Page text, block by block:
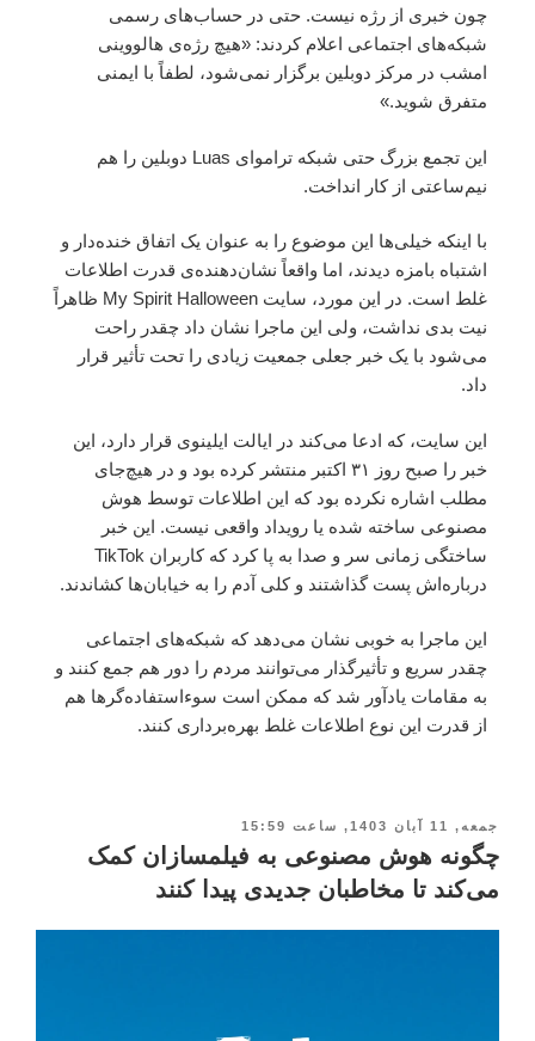
چون خبری از رژه نیست. حتی در حساب‌های رسمی
شبکه‌های اجتماعی اعلام کردند: «هیچ رژه‌ی هالووینی
امشب در مرکز دوبلین برگزار نمی‌شود، لطفاً با ایمنی
متفرق شوید.»
این تجمع بزرگ حتی شبکه تراموای Luas دوبلین را هم
نیم‌ساعتی از کار انداخت.
با اینکه خیلی‌ها این موضوع را به عنوان یک اتفاق خنده‌دار و
اشتباه بامزه دیدند، اما واقعاً نشان‌دهنده‌ی قدرت اطلاعات
غلط است. در این مورد، سایت My Spirit Halloween ظاهراً
نیت بدی نداشت، ولی این ماجرا نشان داد چقدر راحت
می‌شود با یک خبر جعلی جمعیت زیادی را تحت تأثیر قرار
داد.
این سایت، که ادعا می‌کند در ایالت ایلینوی قرار دارد، این
خبر را صبح روز ۳۱ اکتبر منتشر کرده بود و در هیچ‌جای
مطلب اشاره نکرده بود که این اطلاعات توسط هوش
مصنوعی ساخته شده یا رویداد واقعی نیست. این خبر
ساختگی زمانی سر و صدا به پا کرد که کاربران TikTok
درباره‌اش پست گذاشتند و کلی آدم را به خیابان‌ها کشاندند.
این ماجرا به خوبی نشان می‌دهد که شبکه‌های اجتماعی
چقدر سریع و تأثیرگذار می‌توانند مردم را دور هم جمع کنند و
به مقامات یادآور شد که ممکن است سوءاستفاده‌گرها هم
از قدرت این نوع اطلاعات غلط بهره‌برداری کنند.
جمعه, 11 آبان 1403, ساعت 15:59
چگونه هوش مصنوعی به فیلمسازان کمک
می‌کند تا مخاطبان جدیدی پیدا کنند